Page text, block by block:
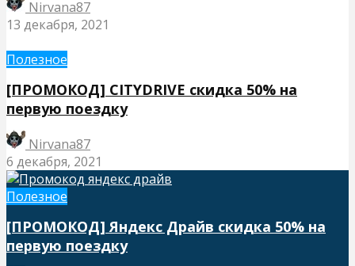
Nirvana87
13 декабря, 2021
Полезное
[ПРОМОКОД] CITYDRIVE скидка 50% на
первую поездку
Nirvana87
6 декабря, 2021
Полезное
[ПРОМОКОД] Яндекс Драйв скидка 50% на
первую поездку